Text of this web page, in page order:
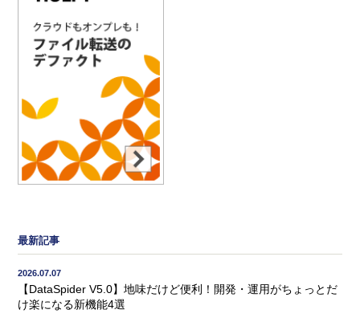
最新記事
2026.07.07
【DataSpider V5.0】地味だけど便利！開発・運用がちょっとだ
け楽になる新機能4選